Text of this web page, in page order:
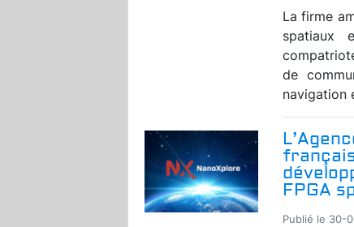
La firme
spatiaux
de
navigation
FPGA
Publié le 30-